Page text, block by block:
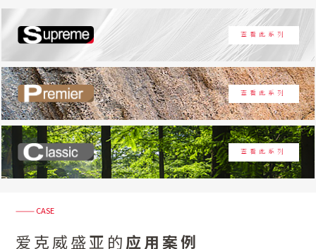
查看此系列
查看此系列
查看此系列
——— CASE
爱克威盛亚的应用案例